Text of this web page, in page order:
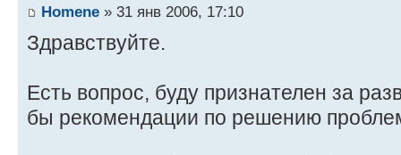
Homene » 31 янв 2006, 17:10
Здравствуйте.
Есть вопрос, буду признателен за
бы рекомендации по решению